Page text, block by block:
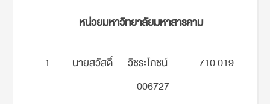
หน่วยมหาวิทยาลัยมหาสารคาม
นายสวัสดิ์ วิชระโภชน์ 710 019
006727